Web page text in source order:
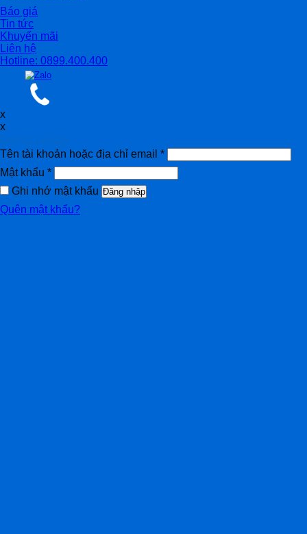
Báo giá
Tin tức
Khuyến mãi
Liên hệ
Hotline: 0899.400.400
x
x
Tên tài khoản hoặc địa chỉ email *
Mật khẩu *
Ghi nhớ mật khẩu Đăng nhập
Quên mật khẩu?